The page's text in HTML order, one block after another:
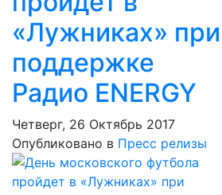
«Лужниках» при
поддержке
Радио ENERGY
Четверг, 26 Октябрь 2017
Опубликовано в Пресс релизы